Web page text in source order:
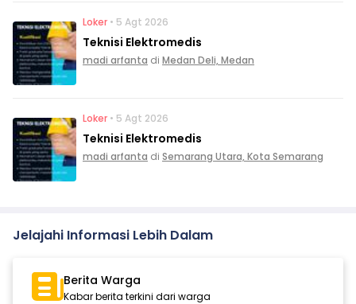
Loker • 5 Agt 2026
Teknisi Elektromedis
madi arfanta di Medan Deli, Medan
Loker • 5 Agt 2026
Teknisi Elektromedis
madi arfanta di Semarang Utara, Kota Semarang
Jelajahi Informasi Lebih Dalam
Berita Warga
Kabar berita terkini dari warga